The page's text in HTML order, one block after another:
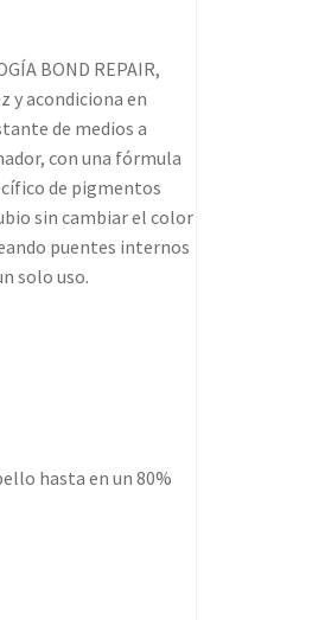
BOND REPAIR,
y acondiciona en
de medios a
con una fórmula
de pigmentos
sin cambiar el color
puentes internos
solo uso.
hasta en un 80%